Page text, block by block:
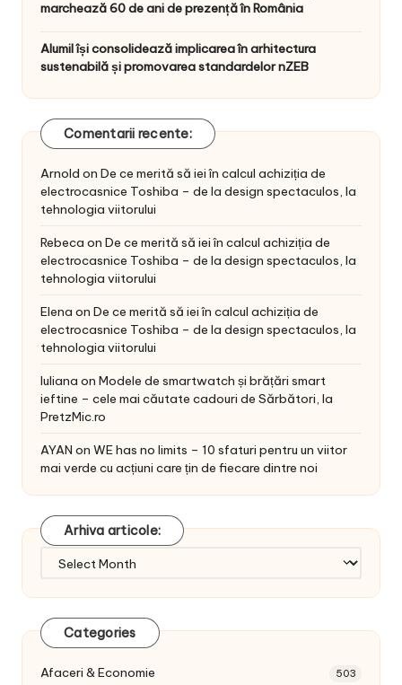
marchează 60 de ani de prezență în România
Alumil își consolidează implicarea în arhitectura
sustenabilă și promovarea standardelor nZEB
Comentarii recente:
Arnold on De ce merită să iei în calcul achiziția de
electrocasnice Toshiba – de la design spectaculos, la
tehnologia viitorului
Rebeca on De ce merită să iei în calcul achiziția de
electrocasnice Toshiba – de la design spectaculos, la
tehnologia viitorului
Elena on De ce merită să iei în calcul achiziția de
electrocasnice Toshiba – de la design spectaculos, la
tehnologia viitorului
Iuliana on Modele de smartwatch și brățări smart
ieftine – cele mai căutate cadouri de Sărbători, la
PretzMic.ro
AYAN on WE has no limits – 10 sfaturi pentru un viitor
mai verde cu acțiuni care țin de fiecare dintre noi
Arhiva articole:
Arhiva
Categories
Afaceri & Economie 503